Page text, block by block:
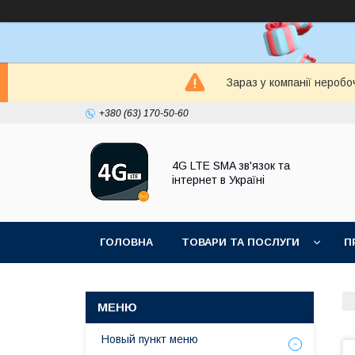
Зараз у компанії
+380 (63) 170-50-60
4G LTE SMA зв'язок та
інтернет в Україні
ГОЛОВНА ТОВАРИ ТА ПОСЛУГИ
Новый пункт меню